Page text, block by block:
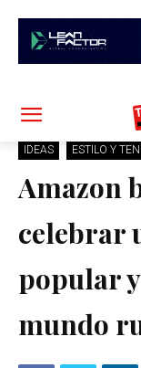
IDEAS ESTILO Y
Amazon
celebrar
popular
mundo